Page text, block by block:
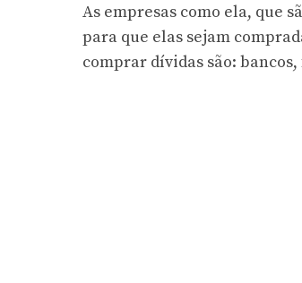
As empresas como ela, que
para que elas sejam
comprar dívidas são: